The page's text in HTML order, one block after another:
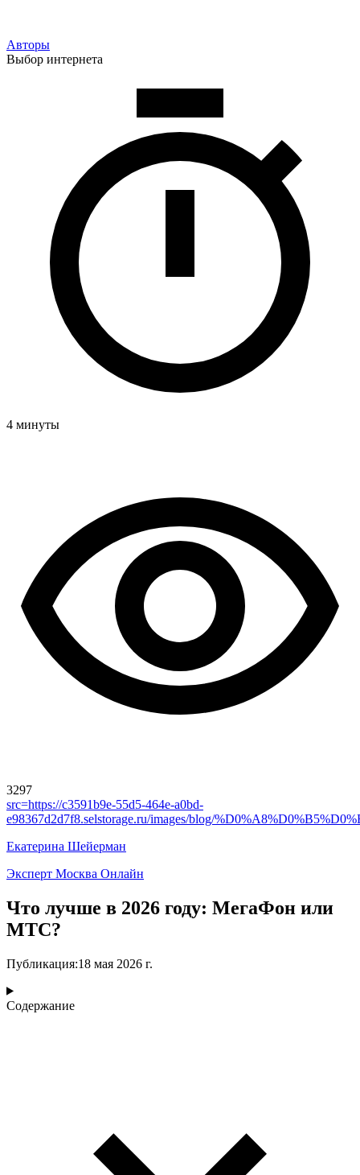
Авторы
Выбор интернета
4 минуты
3297
src=https://c3591b9e-55d5-464e-a0bd-
e98367d2d7f8.selstorage.ru/images/blog/
Екатерина Шейерман
Эксперт Москва Онлайн
Что лучше в 2026 году: МегаФон или
МТС?
Публикация:18 мая 2026 г.
Содержание